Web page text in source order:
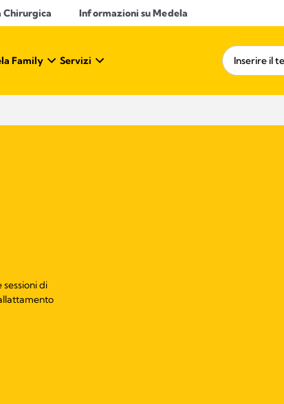
Chirurgica Informazioni su Medela
Family Servizi
di